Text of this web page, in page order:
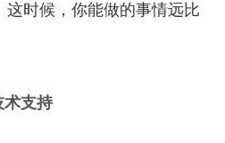
这时候，你能做的事情远比
术支持